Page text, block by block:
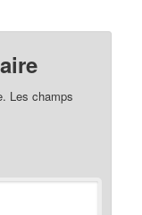
Les champs